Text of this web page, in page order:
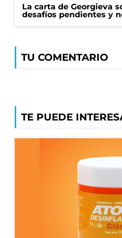
La carta de Georgieva
desafíos pendientes y
TU COMENTARIO
TE PUEDE